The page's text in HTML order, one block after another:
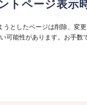
トページ表示
うとしたページは削除、変
可能性があります。お手数